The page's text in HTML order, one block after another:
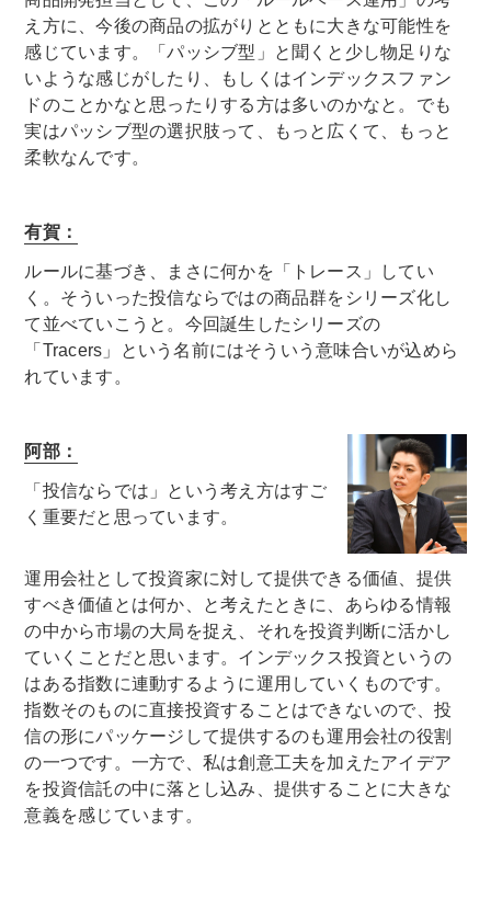
え方に、今後の商品の拡がりとともに大きな可能性を
感じています。「パッシブ型」と聞くと少し物足りな
いような感じがしたり、もしくはインデックスファン
ドのことかなと思ったりする方は多いのかなと。でも
実はパッシブ型の選択肢って、もっと広くて、もっと
柔軟なんです。
有賀：
ルールに基づき、まさに何かを「トレース」してい
く。そういった投信ならではの商品群をシリーズ化し
て並べていこうと。今回誕生したシリーズの
「Tracers」という名前にはそういう意味合いが込めら
れています。
阿部：
「投信ならでは」という考え方はすご
く重要だと思っています。
運用会社として投資家に対して提供できる価値、提供
すべき価値とは何か、と考えたときに、あらゆる情報
の中から市場の大局を捉え、それを投資判断に活かし
ていくことだと思います。インデックス投資というの
はある指数に連動するように運用していくものです。
指数そのものに直接投資することはできないので、投
信の形にパッケージして提供するのも運用会社の役割
の一つです。一方で、私は創意工夫を加えたアイデア
を投資信託の中に落とし込み、提供することに大きな
意義を感じています。